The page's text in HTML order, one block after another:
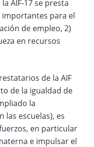
AIF-17 se presta
importantes para el
de empleo, 2)
en recursos
de la AIF
de la igualdad de
la
las escuelas), es
en particular
e impulsar el